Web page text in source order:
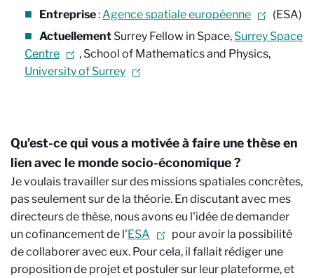
Entreprise: Agence spatiale européenne
(ESA)
Actuellement Surrey Fellow in Space, Surrey Space
Centre
, School of Mathematics and Physics,
University of Surrey
Qu’est-ce qui vous a motivée à faire une thèse en
lien avec le monde socio-économique ?
Je voulais travailler sur des missions spatiales concrètes,
pas seulement sur de la théorie. En discutant avec mes
directeurs de thèse, nous avons eu l'idée de demander
un cofinancement de l'ESA
pour avoir la possibilité
de collaborer avec eux. Pour cela, il fallait rédiger une
proposition de projet et postuler sur leur plateforme, et